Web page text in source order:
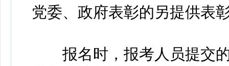
党委、政府表彰的另提供表
报名时，报考人员提交的